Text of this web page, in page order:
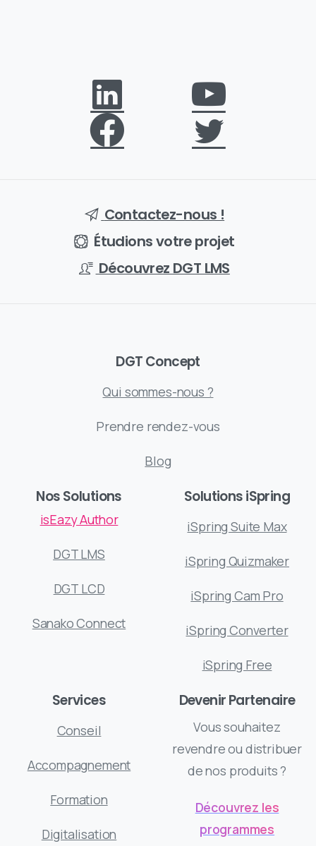
Contactez-nous !
Étudions votre projet
Découvrez DGT LMS
DGT Concept
Qui sommes-nous ?
Prendre rendez-vous
Blog
Nos Solutions
isEazy Author
DGT LMS
DGT LCD
Sanako Connect
Solutions iSpring
iSpring Suite Max
iSpring Quizmaker
iSpring Cam Pro
iSpring Converter
iSpring Free
Services
Conseil
Accompagnement
Formation
Digitalisation
Devenir Partenaire
Vous souhaitez
revendre ou distribuer
de nos produits ?
Découvrez les
programmes